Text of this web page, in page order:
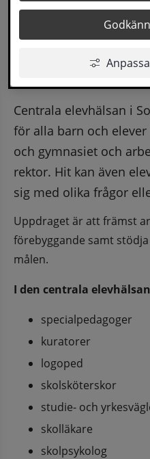
Centrala elevhälsan i
för alla barn och
och gymnasiet och
rektor. Hit kan även
sig med olika frågor
Uppdraget är att främst
förebyggande samt
målen.
I den centrala
specialpedagoger
kuratorer
logoped
skolsköterskor
studie- och
skolläkare
skolpsykolog